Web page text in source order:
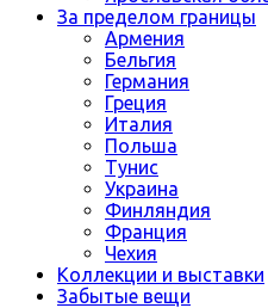
За пределом границы
Армения
Бельгия
Германия
Греция
Италия
Польша
Тунис
Украина
Финляндия
Франция
Чехия
Коллекции и выставки
Забытые вещи